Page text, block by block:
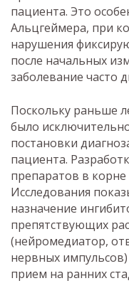
пациента. Это
Альцгеймера, при
нарушения
после начальных
заболевание часто
Поскольку раньше
было
постановки
пациента.
препаратов в
Исследования
назначение
препятствующих
(нейромедиатор,
нервных
прием на ранних